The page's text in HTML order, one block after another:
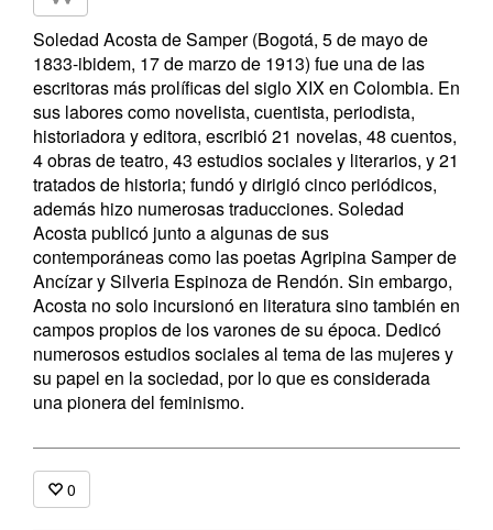
Soledad Acosta de Samper (Bogotá, 5 de mayo de
1833-ibidem, 17 de marzo de 1913) fue una de las
escritoras más prolíficas del siglo XIX en Colombia. En
sus labores como novelista, cuentista, periodista,
historiadora y editora, escribió 21 novelas, 48 cuentos,
4 obras de teatro, 43 estudios sociales y literarios, y 21
tratados de historia; fundó y dirigió cinco periódicos,
además hizo numerosas traducciones. Soledad
Acosta publicó junto a algunas de sus
contemporáneas como las poetas Agripina Samper de
Ancízar y Silveria Espinoza de Rendón. Sin embargo,
Acosta no solo incursionó en literatura sino también en
campos propios de los varones de su época. Dedicó
numerosos estudios sociales al tema de las mujeres y
su papel en la sociedad, por lo que es considerada
una pionera del feminismo.
0